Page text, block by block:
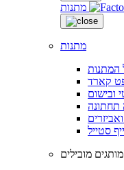
מתנות
מתנות
המתנות
קארד
ובישום
תחתונה
סטייל
מותגים מובילים